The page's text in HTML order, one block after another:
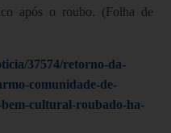
após o roubo. (Folha de
37574/retorno-da-
comunidade-de-
cultural-roubado-ha-